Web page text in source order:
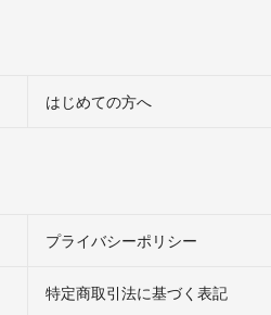
はじめての方へ
プライバシーポリシー
特定商取引法に基づく表記